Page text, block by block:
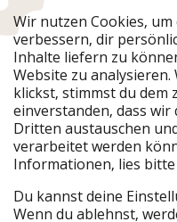
Urlaubspiraten ist Teil
Unsere Märkte
PiratinViaggio
VakantiePiraten
VoyagesPirates
Urlaubspiraten
TravelPirates
HolidayPirates Group
Wir nutzen Cookies,
verbessern, dir
Inhalte liefern zu
Website zu
klickst, stimmst du dem
einverstanden, dass
Dritten austauschen
verarbeitet werden
Informationen, lies
Du kannst deine
Wenn du ablehnst,